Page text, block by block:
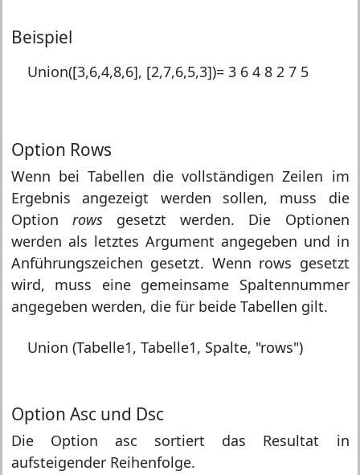
Beispiel
Union([3,6,4,8,6], [2,7,6,5,3])=3 6 4 8 2 7 5
Option Rows
Wenn bei Tabellen die vollständigen Zeilen im
Ergebnis angezeigt werden sollen, muss die
Option rowsgesetzt werden. Die Optionen
werden als letztes Argument angegeben und in
Anführungszeichen gesetzt. Wenn rows gesetzt
wird, muss eine gemeinsame Spaltennummer
angegeben werden, die für beide Tabellen gilt.
Union (Tabelle1, Tabelle1, Spalte, "rows")
Option Asc und Dsc
Die Option asc sortiert das Resultat in
aufsteigender Reihenfolge.